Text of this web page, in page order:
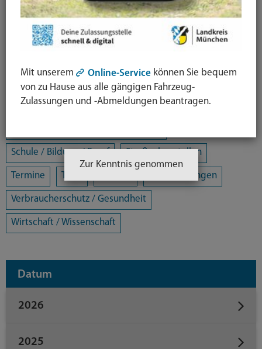
Bürgerschaftliches Engagement Chancengleichheit
Eltern- und Jugendberatungsstelle
Freizeit / Kultur / Sport Jugendhilfeplanung
Landratsamt Mobilität
Schule / Bildung / Beruf Straßenbaustellen
Termine Tiere Veranstaltungen
Verbraucherschutz / Gesundheit
Wirtschaft / Wissenschaft
Datum
2026
2025
Mit unserem Online-Service können Sie bequem
von zu Hause aus alle gängigen Fahrzeug-
Zulassungen und -Abmeldungen beantragen.
Zur Kenntnis genommen